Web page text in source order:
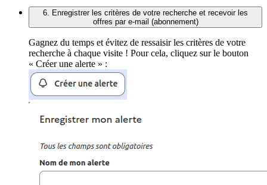
6. Enregistrer les critères de votre recherche et recevoir les
offres par e-mail (abonnement)
Gagnez du temps et évitez de ressaisir les critères de votre
recherche à chaque visite ! Pour cela, cliquez sur le bouton
« Créer une alerte » :